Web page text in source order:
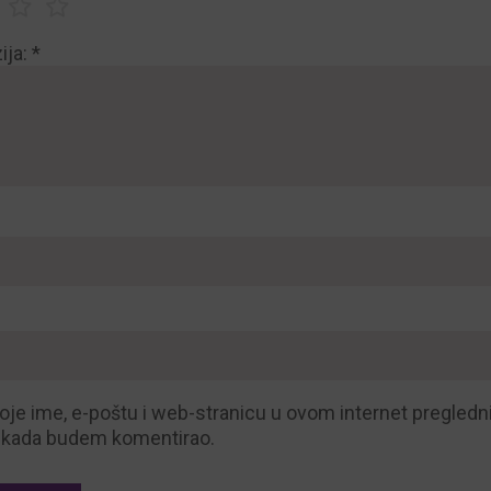
*
ime, e-poštu i web-stranicu u ovom internet
budem komentirao.